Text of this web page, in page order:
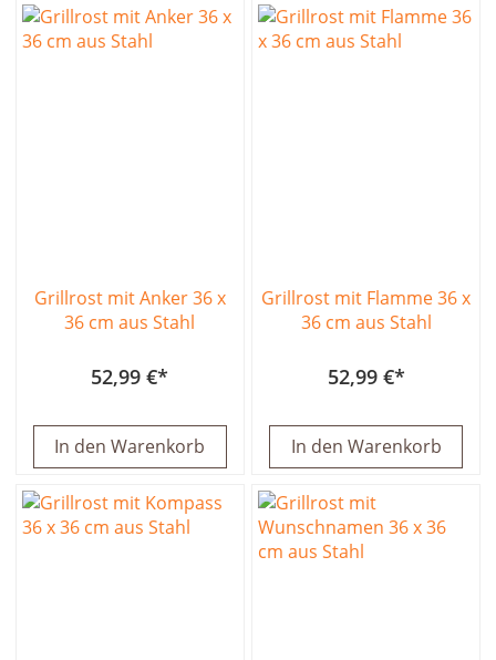
Grillrost mit Anker 36 x
36 cm aus Stahl
52,99 €
In den Warenkorb
Grillrost mit Flamme 36 x
36 cm aus Stahl
52,99 €
In den Warenkorb